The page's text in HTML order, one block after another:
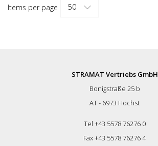
yapılmıştır - Retroreflektör maksimum
azaltır - Işık yansıması, 0,2 derecelik bir
ölçüm geometrisinde 450 mCd/Lux'a
kadar çıkmaktadır. Bu, bu tür ürünler için
İşaretleme düğmesinin güçlü bir şekilde
pürüzlendirilmiş alt tarafı, maksimum
yapıştırma kuvvetini garanti eder -
Items per page 50
STRAMAT Vertriebs GmbH
Bonigstraße 25 b
AT - 6973 Höchst
Tel +43 5578 76276 0
Fax +43 5578 76276 4